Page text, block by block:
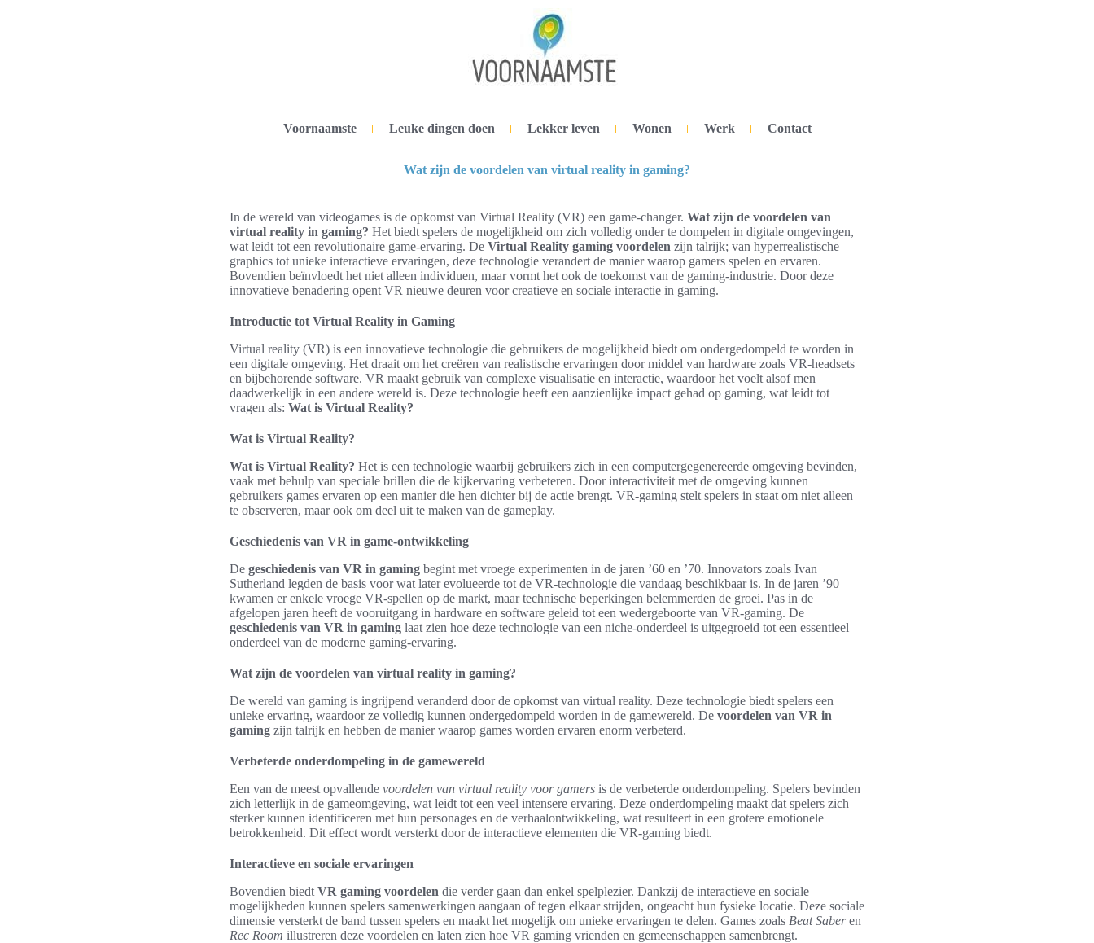
Voornaamste Leuke dingen doen Lekker leven Wonen Werk Contact
Wat zijn de voordelen van virtual reality in gaming?
In de wereld van videogames is de opkomst van Virtual Reality (VR) een game-changer. Wat zijn de voordelen van
virtual reality in gaming? Het biedt spelers de mogelijkheid om zich volledig onder te dompelen in digitale omgevingen,
wat leidt tot een revolutionaire game-ervaring. De Virtual Reality gaming voordelen zijn talrijk; van hyperrealistische
graphics tot unieke interactieve ervaringen, deze technologie verandert de manier waarop gamers spelen en ervaren.
Bovendien beïnvloedt het niet alleen individuen, maar vormt het ook de toekomst van de gaming-industrie. Door deze
innovatieve benadering opent VR nieuwe deuren voor creatieve en sociale interactie in gaming.
Introductie tot Virtual Reality in Gaming
Virtual reality (VR) is een innovatieve technologie die gebruikers de mogelijkheid biedt om ondergedompeld te worden in
een digitale omgeving. Het draait om het creëren van realistische ervaringen door middel van hardware zoals VR-headsets
en bijbehorende software. VR maakt gebruik van complexe visualisatie en interactie, waardoor het voelt alsof men
daadwerkelijk in een andere wereld is. Deze technologie heeft een aanzienlijke impact gehad op gaming, wat leidt tot
vragen als: Wat is Virtual Reality?
Wat is Virtual Reality?
Wat is Virtual Reality? Het is een technologie waarbij gebruikers zich in een computergegenereerde omgeving bevinden,
vaak met behulp van speciale brillen die de kijkervaring verbeteren. Door interactiviteit met de omgeving kunnen
gebruikers games ervaren op een manier die hen dichter bij de actie brengt. VR-gaming stelt spelers in staat om niet alleen
te observeren, maar ook om deel uit te maken van de gameplay.
Geschiedenis van VR in game-ontwikkeling
De geschiedenis van VR in gaming begint met vroege experimenten in de jaren ’60 en ’70. Innovators zoals Ivan
Sutherland legden de basis voor wat later evolueerde tot de VR-technologie die vandaag beschikbaar is. In de jaren ’90
kwamen er enkele vroege VR-spellen op de markt, maar technische beperkingen belemmerden de groei. Pas in de
afgelopen jaren heeft de vooruitgang in hardware en software geleid tot een wedergeboorte van VR-gaming. De
geschiedenis van VR in gaming laat zien hoe deze technologie van een niche-onderdeel is uitgegroeid tot een essentieel
onderdeel van de moderne gaming-ervaring.
Wat zijn de voordelen van virtual reality in gaming?
De wereld van gaming is ingrijpend veranderd door de opkomst van virtual reality. Deze technologie biedt spelers een
unieke ervaring, waardoor ze volledig kunnen ondergedompeld worden in de gamewereld. De voordelen van VR in
gaming zijn talrijk en hebben de manier waarop games worden ervaren enorm verbeterd.
Verbeterde onderdompeling in de gamewereld
Een van de meest opvallende voordelen van virtual reality voor gamers is de verbeterde onderdompeling. Spelers bevinden
zich letterlijk in de gameomgeving, wat leidt tot een veel intensere ervaring. Deze onderdompeling maakt dat spelers zich
sterker kunnen identificeren met hun personages en de verhaalontwikkeling, wat resulteert in een grotere emotionele
betrokkenheid. Dit effect wordt versterkt door de interactieve elementen die VR-gaming biedt.
Interactieve en sociale ervaringen
Bovendien biedt VR gaming voordelen die verder gaan dan enkel spelplezier. Dankzij de interactieve en sociale
mogelijkheden kunnen spelers samenwerkingen aangaan of tegen elkaar strijden, ongeacht hun fysieke locatie. Deze sociale
dimensie versterkt de band tussen spelers en maakt het mogelijk om unieke ervaringen te delen. Games zoals Beat Saberen
Rec Room illustreren deze voordelen en laten zien hoe VR gaming vrienden en gemeenschappen samenbrengt.